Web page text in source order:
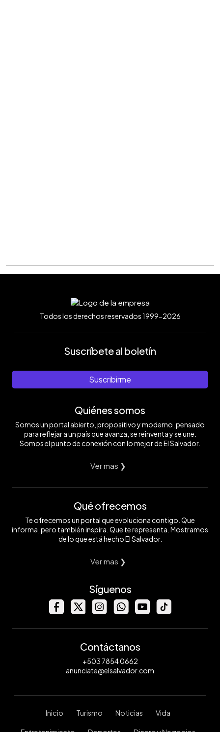
Todos los derechos reservados 1999-2026
Suscríbete al boletín
Suscribirme
Quiénes somos
Somos un portal abierto, propositivo y moderno, pensado
para reflejar a un país que avanza, se reinventa y se une.
Somos el punto de conexión con lo mejor de El Salvador.
Ver mas ❯
Qué ofrecemos
Te ofrecemos un portal que evoluciona contigo. Que
informa, pero también inspira. Que te representa. Mostramos
de lo que está hecho El Salvador.
Ver mas ❯
Síguenos
Contáctanos
+503 7854 0662
anunciate@elsalvador.com
Inicio Turismo Noticias Vida